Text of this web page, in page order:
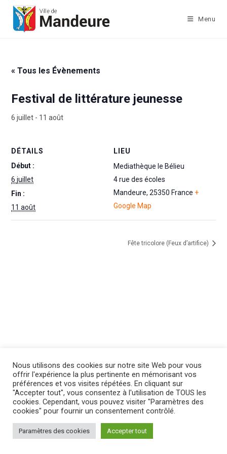
content
Menu
« Tous les Évènements
Festival de littérature jeunesse
6 juillet - 11 août
DÉTAILS
Début :
6 juillet
Fin :
11 août
LIEU
Mediathèque le Bélieu
4 rue des écoles
Mandeure, 25350 France +
Google Map
Fête tricolore (Feux d’artifice)
Nous utilisons des cookies sur notre site Web pour vous
offrir l'expérience la plus pertinente en mémorisant vos
préférences et vos visites répétées. En cliquant sur
"Accepter tout", vous consentez à l'utilisation de TOUS les
cookies. Cependant, vous pouvez visiter "Paramètres des
cookies" pour fournir un consentement contrôlé.
Paramètres des cookies Accepter tout